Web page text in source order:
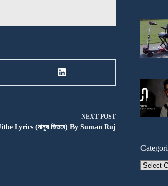
NEXT POST
Lyrics (মানুষ জিতবে) By Suman Ruj